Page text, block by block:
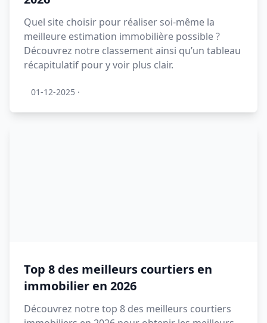
Quel site choisir pour réaliser soi-même la
meilleure estimation immobilière possible ?
Découvrez notre classement ainsi qu’un tableau
récapitulatif pour y voir plus clair.
01-12-2025 ·
Top 8 des meilleurs courtiers en
immobilier en 2026
Découvrez notre top 8 des meilleurs courtiers